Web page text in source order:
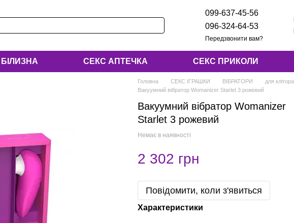
099-637-45-56
096-324-64-53
Передзвонити вам?
БІЛИЗНА СЕКС АПТЕЧКА СЕКС ПРИКОЛИ
Головна СЕКС ІГРАШКИ ВІБРАТОРИ
для клітора
Вакуумний вібратор Womanizer Starlet 3 рожевий
Вакуумний вібратор Womanizer
Starlet 3 рожевий
Немає в наявності
2 302 грн
Повідомити, коли з'явиться
Характеристики